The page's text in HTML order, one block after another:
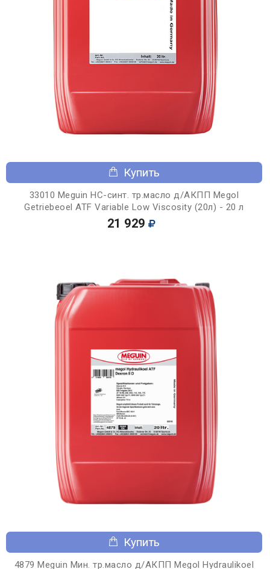
Купить
33010 Meguin НС-синт. тр.масло д/АКПП Megol
Getriebeoel ATF Variable Low Viscosity (20л) - 20 л
21 929
Купить
4879 Meguin Мин. тр.масло д/АКПП Megol Hydraulikoel